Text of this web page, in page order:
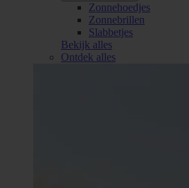
Zonnehoedjes
Zonnebrillen
Slabbetjes
Bekijk alles
Ontdek alles